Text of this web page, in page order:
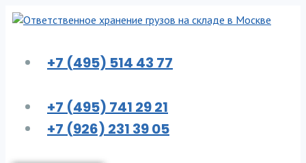
Перейти
+7 (495) 514 43 77
+7 (495) 741 29 21
+7 (926) 231 39 05